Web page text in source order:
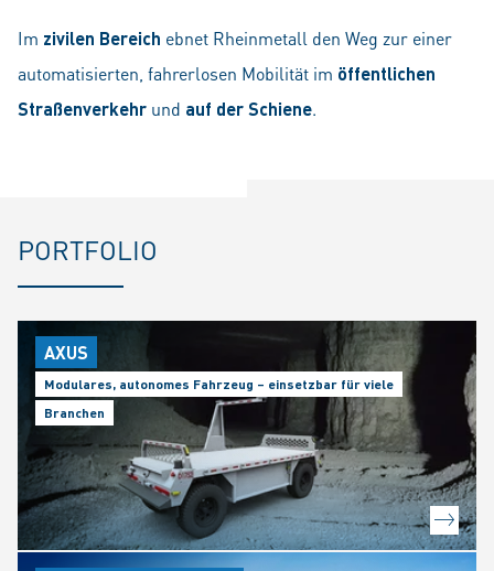
Im zivilen Bereich ebnet Rheinmetall den Weg zur einer
automatisierten, fahrerlosen Mobilität im öffentlichen
Straßenverkehr und auf der Schiene.
PORTFOLIO
AXUS
Modulares, autonomes Fahrzeug – einsetzbar für viele
Branchen